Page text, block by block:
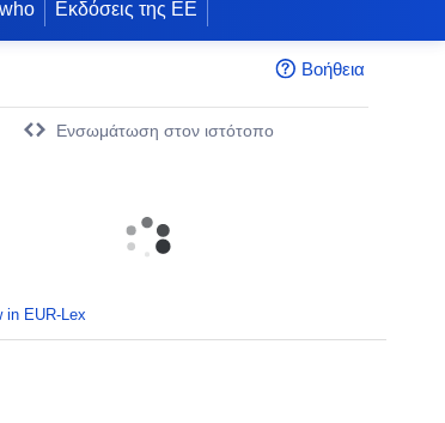
Εκδόσεις της ΕΕ
Βοήθεια
Eνσωμάτωση στον ιστότοπο
in EUR-Lex